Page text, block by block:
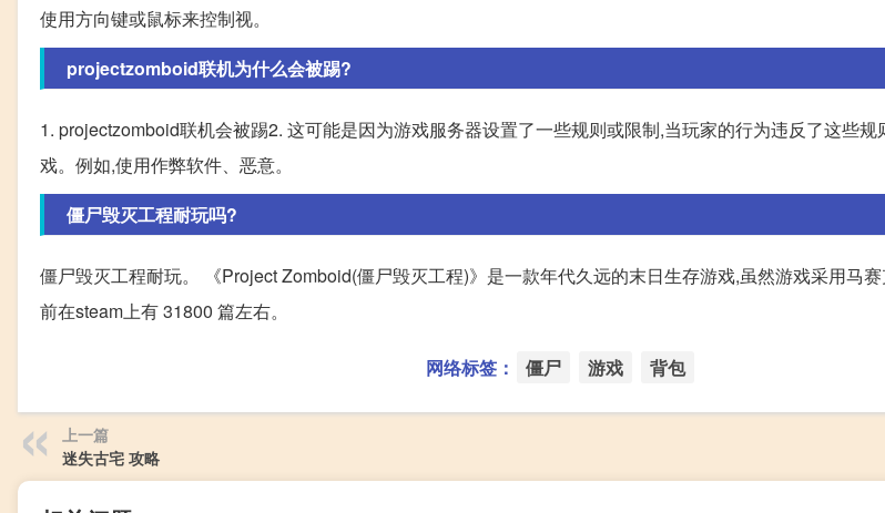
使用方向键或鼠标来控制视。
projectzomboid联机为什么会被踢?
1. projectzomboid联机会被踢2. 这可能是因为游戏服务器设置了一些规则或限制,当玩家的行为违反了这些
戏。例如,使用作弊软件、恶意。
僵尸毁灭工程耐玩吗?
僵尸毁灭工程耐玩。 《Project Zomboid(僵尸毁灭工程)》是一款年代久远的末日生存游戏,虽然游戏采用马
前在steam上有 31800 篇左右。
网络标签： 僵尸 游戏 背包
上一篇
迷失古宅 攻略